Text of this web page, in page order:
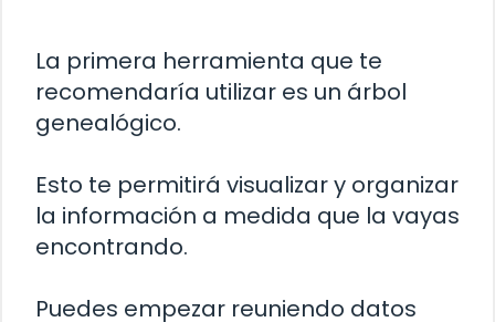
La primera herramienta que te
recomendaría utilizar es un árbol
genealógico.
Esto te permitirá visualizar y organizar
la información a medida que la vayas
encontrando.
Puedes empezar reuniendo datos